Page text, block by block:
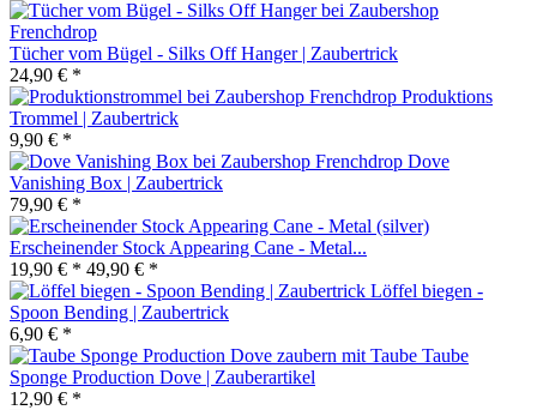
Tücher vom Bügel - Silks Off Hanger | Zaubertrick
24,90 € *
Produktions
Trommel | Zaubertrick
9,90 € *
Dove
Vanishing Box | Zaubertrick
79,90 € *
Erscheinender Stock Appearing Cane - Metal...
19,90 € * 49,90 € *
Löffel biegen -
Spoon Bending | Zaubertrick
6,90 € *
Taube
Sponge Production Dove | Zauberartikel
12,90 € *